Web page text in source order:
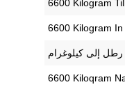
‎6600 Kilogram
‎6600 Kilogram In
‎6600 Kiloqram